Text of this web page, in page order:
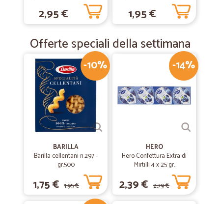
2,95 € 1,95 €
Offerte speciali della settimana
-10%
BARILLA
Barilla cellentani n.297 -
gr.500
1,75 € 1,95 €
-14%
HERO
Hero Confettura Extra di
Mirtilli 4 x 25 gr.
2,39 € 2,79 €